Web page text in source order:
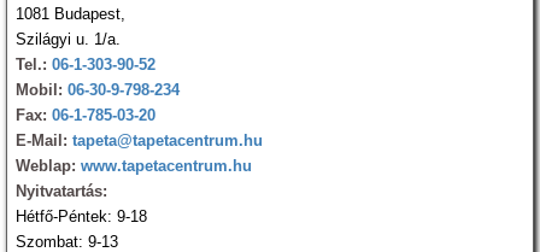
1081 Budapest,
Szilágyi u. 1/a.
Tel.: 06-1-303-90-52
Mobil: 06-30-9-798-234
Fax: 06-1-785-03-20
E-Mail: tapeta@tapetacentrum.hu
Weblap: www.tapetacentrum.hu
Nyitvatartás:
Hétfő-Péntek: 9-18
Szombat: 9-13